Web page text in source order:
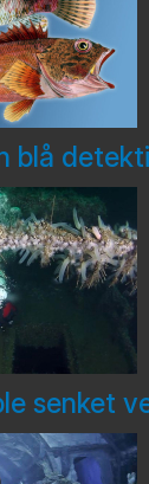
blå
senket